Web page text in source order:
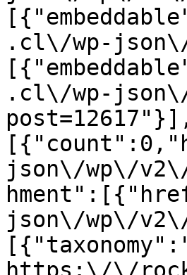
.cl\/wp-
.cl\/wp-json\/
json\/wp\/
json\/wp\/v2\/